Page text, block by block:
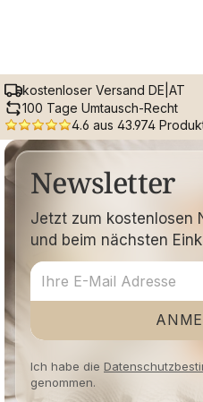
kostenloser Versand DE|AT
100 Tage Umtausch-Recht
4.6 aus 43.974
Newsletter
Jetzt zum kostenlosen
und beim nächsten
Ich habe die
genommen.